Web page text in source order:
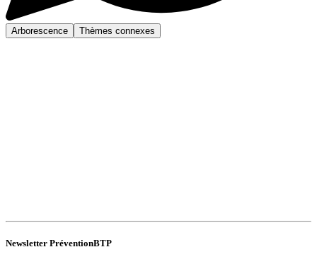
Arborescence Thèmes connexes
Newsletter PréventionBTP